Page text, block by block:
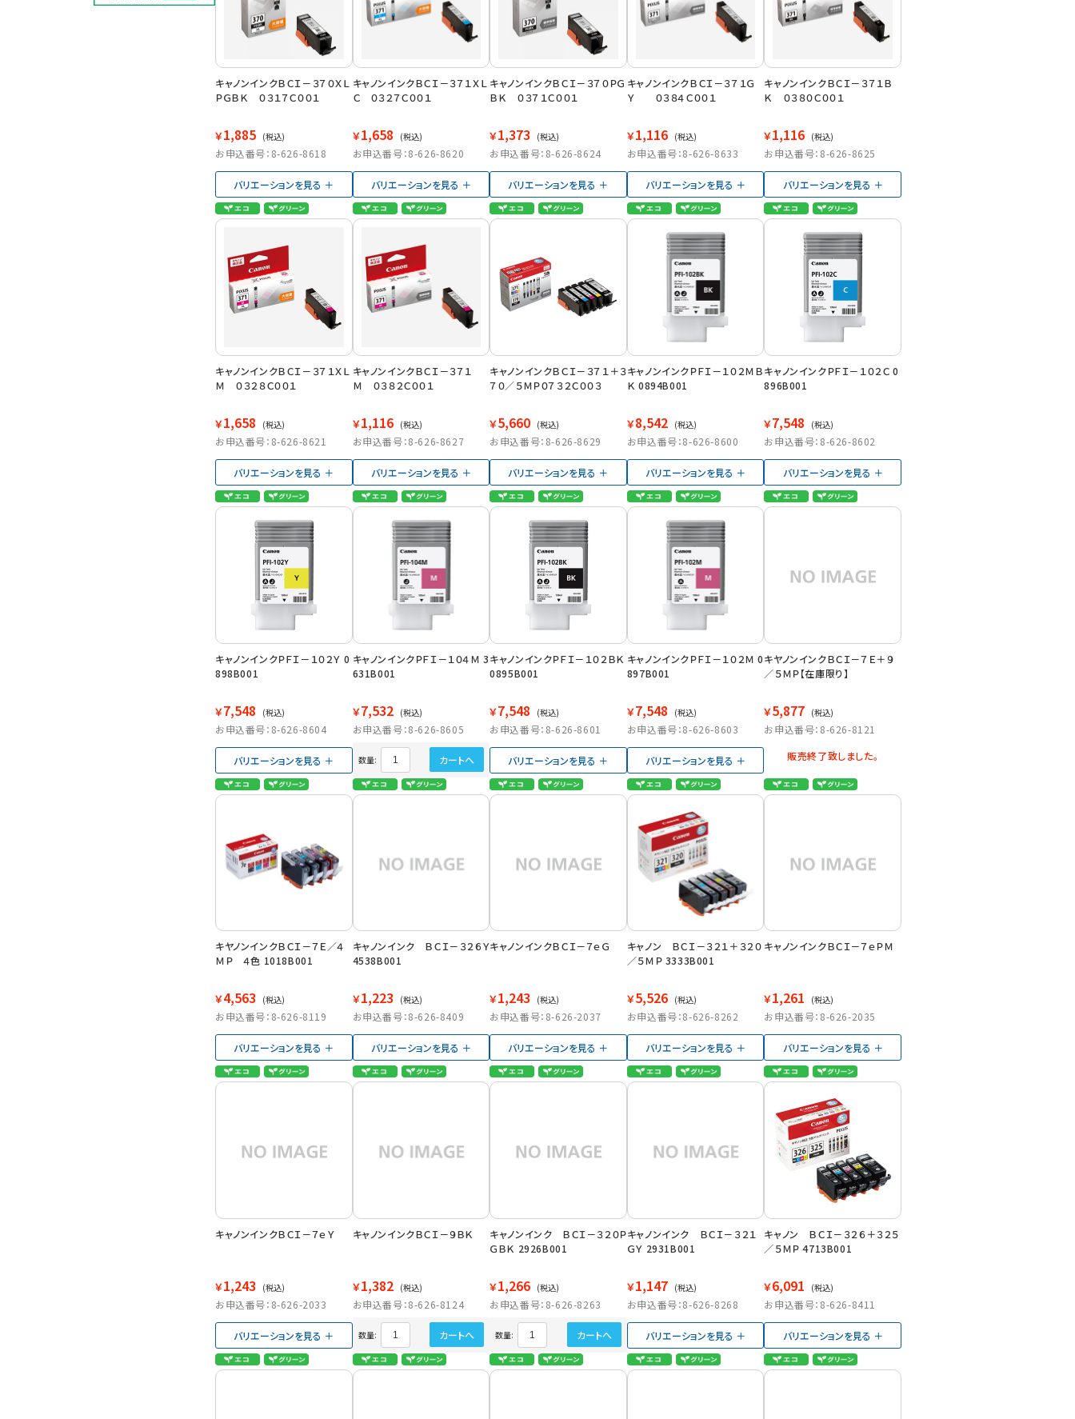
キャノンインクＢＣＩ－３７０ＸＬ
ＰＧＢＫ ０３１７Ｃ００１
￥1,885 (税込)
お申込番号：8-626-8618
バリエーションを見る
キャノンインクＢＣＩ－３７１ＸＬ
Ｃ ０３２７Ｃ００１
￥1,658 (税込)
お申込番号：8-626-8620
バリエーションを見る
キャノンインクＢＣＩ－３７０ＰＧ
ＢＫ ０３７１Ｃ００１
￥1,373 (税込)
お申込番号：8-626-8624
バリエーションを見る
キャノンインクＢＣＩ－３７１Ｇ
Ｙ ０３８４Ｃ００１
￥1,116 (税込)
お申込番号：8-626-8633
バリエーションを見る
キャノンインクＢＣＩ－３７１Ｂ
Ｋ ０３８０Ｃ００１
￥1,116 (税込)
お申込番号：8-626-8625
バリエーションを見る
キャノンインクＢＣＩ－３７１ＸＬ
Ｍ ０３２８Ｃ００１
￥1,658 (税込)
お申込番号：8-626-8621
バリエーションを見る
キャノンインクＢＣＩ－３７１
Ｍ ０３８２Ｃ００１
￥1,116 (税込)
お申込番号：8-626-8627
バリエーションを見る
キャノンインクＢＣＩ－３７１＋３
７０／５ＭＰ０７３２Ｃ００３
￥5,660 (税込)
お申込番号：8-626-8629
バリエーションを見る
キャノンインクＰＦＩ－１０２ＭＢ
Ｋ 0894B001
￥8,542 (税込)
お申込番号：8-626-8600
バリエーションを見る
キャノンインクＰＦＩ－１０２Ｃ 0
896B001
￥7,548 (税込)
お申込番号：8-626-8602
バリエーションを見る
キャノンインクＰＦＩ－１０２Ｙ 0
898B001
￥7,548 (税込)
お申込番号：8-626-8604
バリエーションを見る
キャノンインクＰＦＩ－１０４Ｍ 3
631B001
￥7,532 (税込)
お申込番号：8-626-8605
数量: カートへ
キャノンインクＰＦＩ－１０２ＢＫ
0895B001
￥7,548 (税込)
お申込番号：8-626-8601
バリエーションを見る
キャノンインクＰＦＩ－１０２Ｍ 0
897B001
￥7,548 (税込)
お申込番号：8-626-8603
バリエーションを見る
キヤノンインクＢＣＩ－７Ｅ＋９
／５ＭＰ【在庫限り】
￥5,877 (税込)
お申込番号：8-626-8121
販売終了致しました。
キヤノンインクＢＣＩ－７Ｅ／４
ＭＰ ４色 1018B001
￥4,563 (税込)
お申込番号：8-626-8119
バリエーションを見る
キャノンインク ＢＣＩ－３２６Ｙ
4538B001
￥1,223 (税込)
お申込番号：8-626-8409
バリエーションを見る
キャノンインクＢＣＩ－７ｅＧ
￥1,243 (税込)
お申込番号：8-626-2037
バリエーションを見る
キャノン ＢＣＩ－３２１＋３２０
／５ＭＰ 3333B001
￥5,526 (税込)
お申込番号：8-626-8262
バリエーションを見る
キャノンインクＢＣＩ－７ｅＰＭ
￥1,261 (税込)
お申込番号：8-626-2035
バリエーションを見る
キャノンインクＢＣＩ－７ｅＹ
￥1,243 (税込)
お申込番号：8-626-2033
バリエーションを見る
キャノンインクＢＣＩ－９ＢＫ
￥1,382 (税込)
お申込番号：8-626-8124
数量: カートへ
キャノンインク ＢＣＩ－３２０Ｐ
ＧＢＫ 2926B001
￥1,266 (税込)
お申込番号：8-626-8263
数量: カートへ
キャノンインク ＢＣＩ－３２１
ＧＹ 2931B001
￥1,147 (税込)
お申込番号：8-626-8268
バリエーションを見る
キャノン ＢＣＩ－３２６＋３２５
／５ＭＰ 4713B001
￥6,091 (税込)
お申込番号：8-626-8411
バリエーションを見る